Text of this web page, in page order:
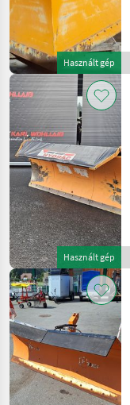
Használt gép
Használt gép